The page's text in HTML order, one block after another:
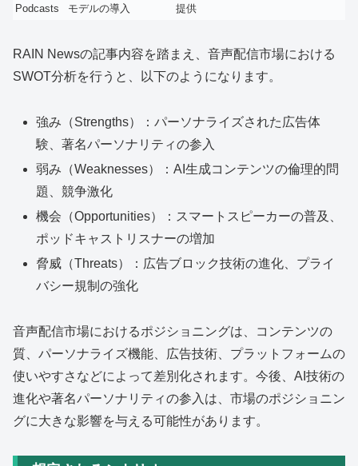
Podcasts モデルの導入 提供
RAIN Newsの記事内容を踏まえ、音声配信市場における
SWOT分析を行うと、以下のようになります。
強み（Strengths）：パーソナライズされた広告体
験、著名パーソナリティの参入
弱み（Weaknesses）：AI生成コンテンツの倫理的問
題、競争激化
機会（Opportunities）：スマートスピーカーの普及、
ポッドキャストリスナーの増加
脅威（Threats）：広告ブロック技術の進化、プライ
バシー規制の強化
音声配信市場におけるポジショニングは、コンテンツの
質、パーソナライズ機能、広告技術、プラットフォームの
使いやすさなどによって差別化されます。今後、AI技術の
進化や著名パーソナリティの参入は、市場のポジショニン
グに大きな影響を与える可能性があります。